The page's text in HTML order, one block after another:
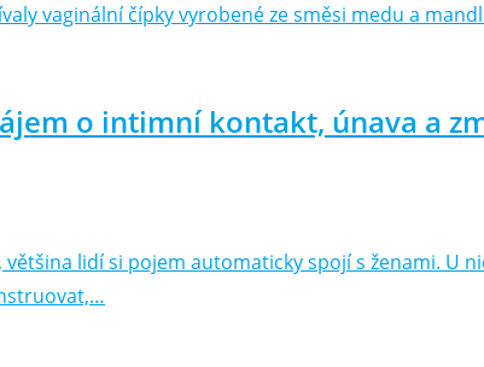
vaginální čípky vyrobené ze směsi medu a
o intimní kontakt, únava a
většina lidí si pojem automaticky spojí s ženami. U